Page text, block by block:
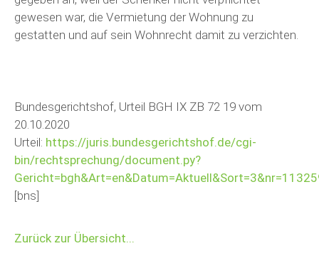
gewesen war, die Vermietung der Wohnung zu
gestatten und auf sein Wohnrecht damit zu verzichten.
Bundesgerichtshof, Urteil BGH IX ZB 72 19 vom
20.10.2020
Urteil: https://juris.bundesgerichtshof.de/cgi-
bin/rechtsprechung/document.py?
[bns]
Zurück zur Übersicht...